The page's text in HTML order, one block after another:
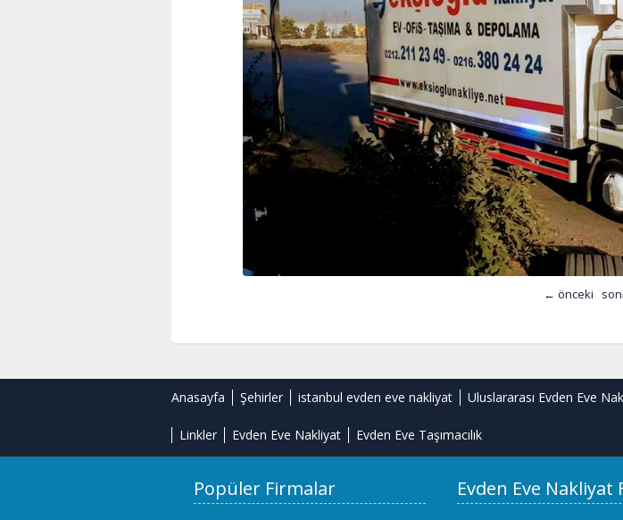
← önceki
Anasayfa Şehirler istanbul evden eve nakliyat Uluslararası Evden Eve
Linkler Evden Eve Nakliyat Evden Eve Taşımacılık
Popüler Firmalar Evden Eve Nakliyat